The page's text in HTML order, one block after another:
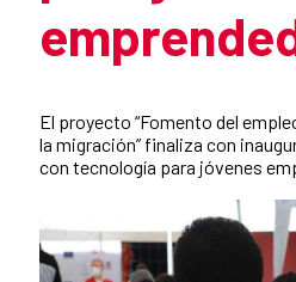
El proyecto “Fomento del
la migración” finaliza con
con tecnología para jóvenes